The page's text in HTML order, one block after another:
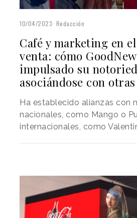
10/04/2023 Redacción
Café y marketing en
venta: cómo
impulsado su
asociándose con
Ha establecido alianzas con
nacionales, como Mango o
internacionales, como